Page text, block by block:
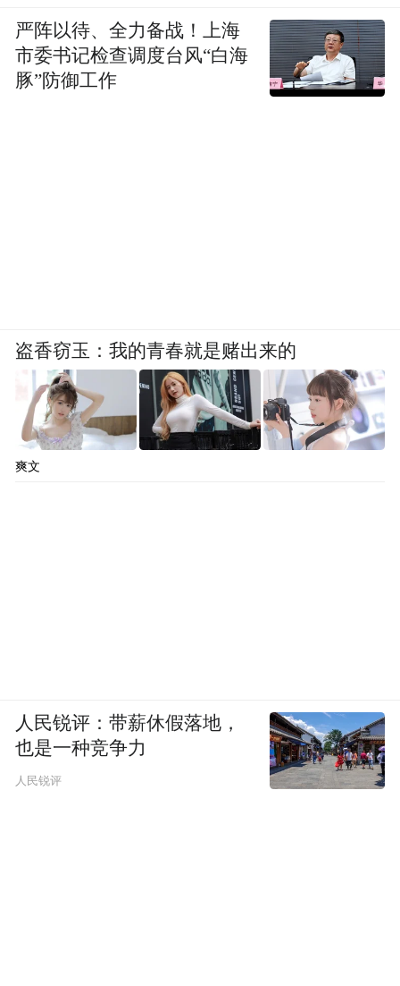
严阵以待、全力备战！上海
市委书记检查调度台风“白海
豚”防御工作
盗香窃玉：我的青春就是赌出来的
爽文
人民锐评：带薪休假落地，
也是一种竞争力
人民锐评